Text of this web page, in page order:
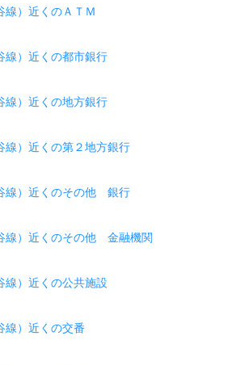
線）近くのＡＴＭ
線）近くの都市銀行
線）近くの地方銀行
線）近くの第２地方銀行
線）近くのその他 銀行
線）近くのその他 金融機関
線）近くの公共施設
線）近くの交番